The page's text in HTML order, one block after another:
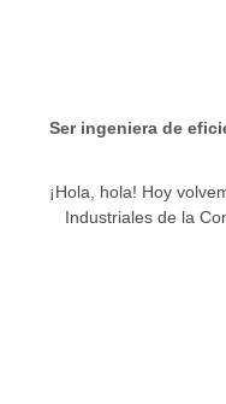
Ser ingeniera de
¡Hola, hola! Hoy
Industriales de la